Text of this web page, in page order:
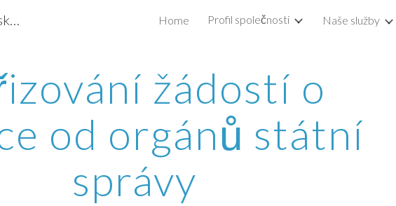
content Skip to navigation
Conbiz.cz - obchodní poradenství - Česká republika, Izrael Home Profil společnosti Naše služby
žádostí o
od orgánů státní
správy